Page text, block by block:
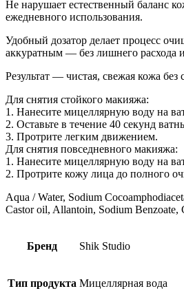
Не нарушает естественный баланс
ежедневного использования.
Удобный дозатор делает процесс
аккуратным — без лишнего расхода
Результат — чистая, свежая кожа без
Для снятия стойкого макияжа:
1. Нанесите мицеллярную воду на
2. Оставьте в течение 40 секунд
3. Протрите легким движением.
Для снятия повседневного макияжа:
1. Нанесите мицеллярную воду на
2. Протрите кожу лица до полного
Aqua / Water, Sodium
Castor oil, Allantoin, Sodium Benzoate,
Бренд Shik Studio
Тип продукта Мицеллярная вода